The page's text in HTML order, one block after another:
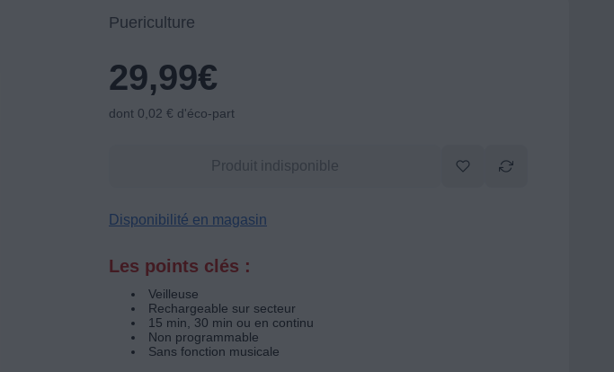
Puericulture
29,99€
dont 0,02 € d'éco-part
Produit indisponible
Disponibilité en magasin
Les points clés :
Veilleuse
Rechargeable sur secteur
15 min, 30 min ou en continu
Non programmable
Sans fonction musicale